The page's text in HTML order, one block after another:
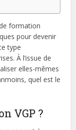
formation
pour devenir
type
À l’issue de
elles-mêmes
quel est le
VGP ?